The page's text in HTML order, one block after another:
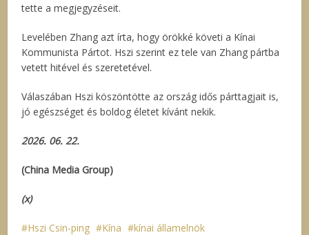
tette a megjegyzéseit.
Levelében Zhang azt írta, hogy örökké követi a Kínai
Kommunista Pártot. Hszi szerint ez tele van Zhang pártba
vetett hitével és szeretetével.
Válaszában Hszi köszöntötte az ország idős párttagjait is,
jó egészséget és boldog életet kívánt nekik.
2026. 06. 22.
(China Media Group)
(x)
Hszi Csin-ping Kína kínai államelnök